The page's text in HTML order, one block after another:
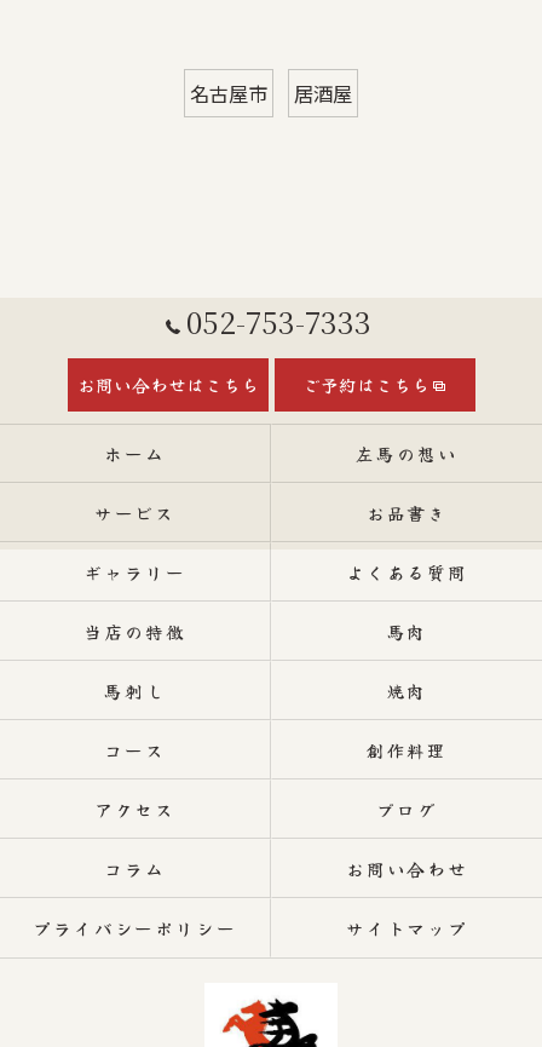
名古屋市 居酒屋
052-753-7333
お問い合わせはこちら ご予約はこちら
ホーム 左馬の想い
サービス お品書き
ギャラリー よくある質問
当店の特徴 馬肉
馬刺し 焼肉
コース 創作料理
アクセス ブログ
コラム お問い合わせ
プライバシーポリシー サイトマップ